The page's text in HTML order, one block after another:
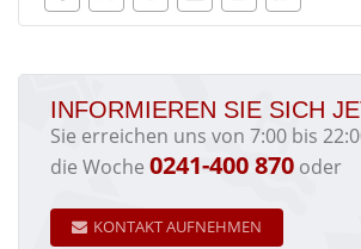
INFORMIEREN SIE SICH
Sie erreichen uns von 7:00 bis
die Woche 0241-400 870 oder
KONTAKT AUFNEHMEN